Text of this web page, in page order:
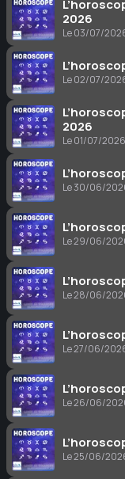
2026
Le 03/07/
Le 02/07/
2026
Le 01/07/
Le 30/06/
Le 29/06/
Le 28/06/
Le 27/06/
Le 26/06/
Le 25/06/